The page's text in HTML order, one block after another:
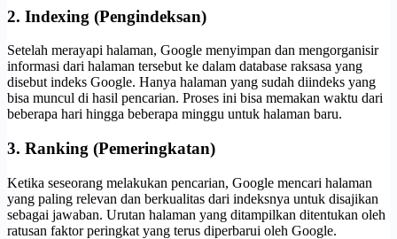
2. Indexing (Pengindeksan)
Setelah merayapi halaman, Google menyimpan dan mengorganisir
informasi dari halaman tersebut ke dalam database raksasa yang
disebut indeks Google. Hanya halaman yang sudah diindeks yang
bisa muncul di hasil pencarian. Proses ini bisa memakan waktu dari
beberapa hari hingga beberapa minggu untuk halaman baru.
3. Ranking (Pemeringkatan)
Ketika seseorang melakukan pencarian, Google mencari halaman
yang paling relevan dan berkualitas dari indeksnya untuk disajikan
sebagai jawaban. Urutan halaman yang ditampilkan ditentukan oleh
ratusan faktor peringkat yang terus diperbarui oleh Google.